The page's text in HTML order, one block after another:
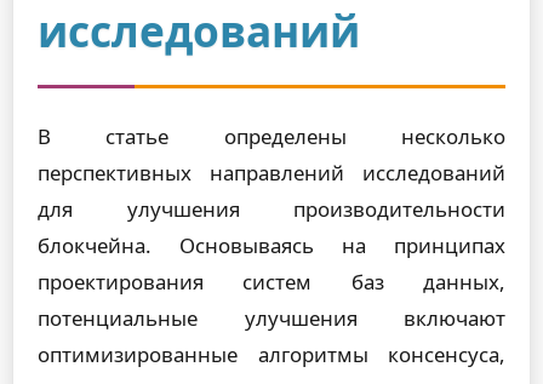
исследований
В статье определены несколько
перспективных направлений исследований
для улучшения производительности
блокчейна. Основываясь на принципах
проектирования систем баз данных,
потенциальные улучшения включают
оптимизированные алгоритмы консенсуса,